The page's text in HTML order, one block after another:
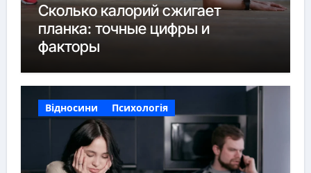
Сколько калорий сжигает
планка: точные цифры и
факторы
Відносини Психологія